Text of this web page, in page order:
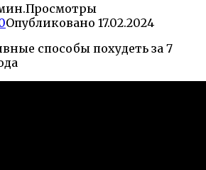
Просмотры
Опубликовано 17.02.2024